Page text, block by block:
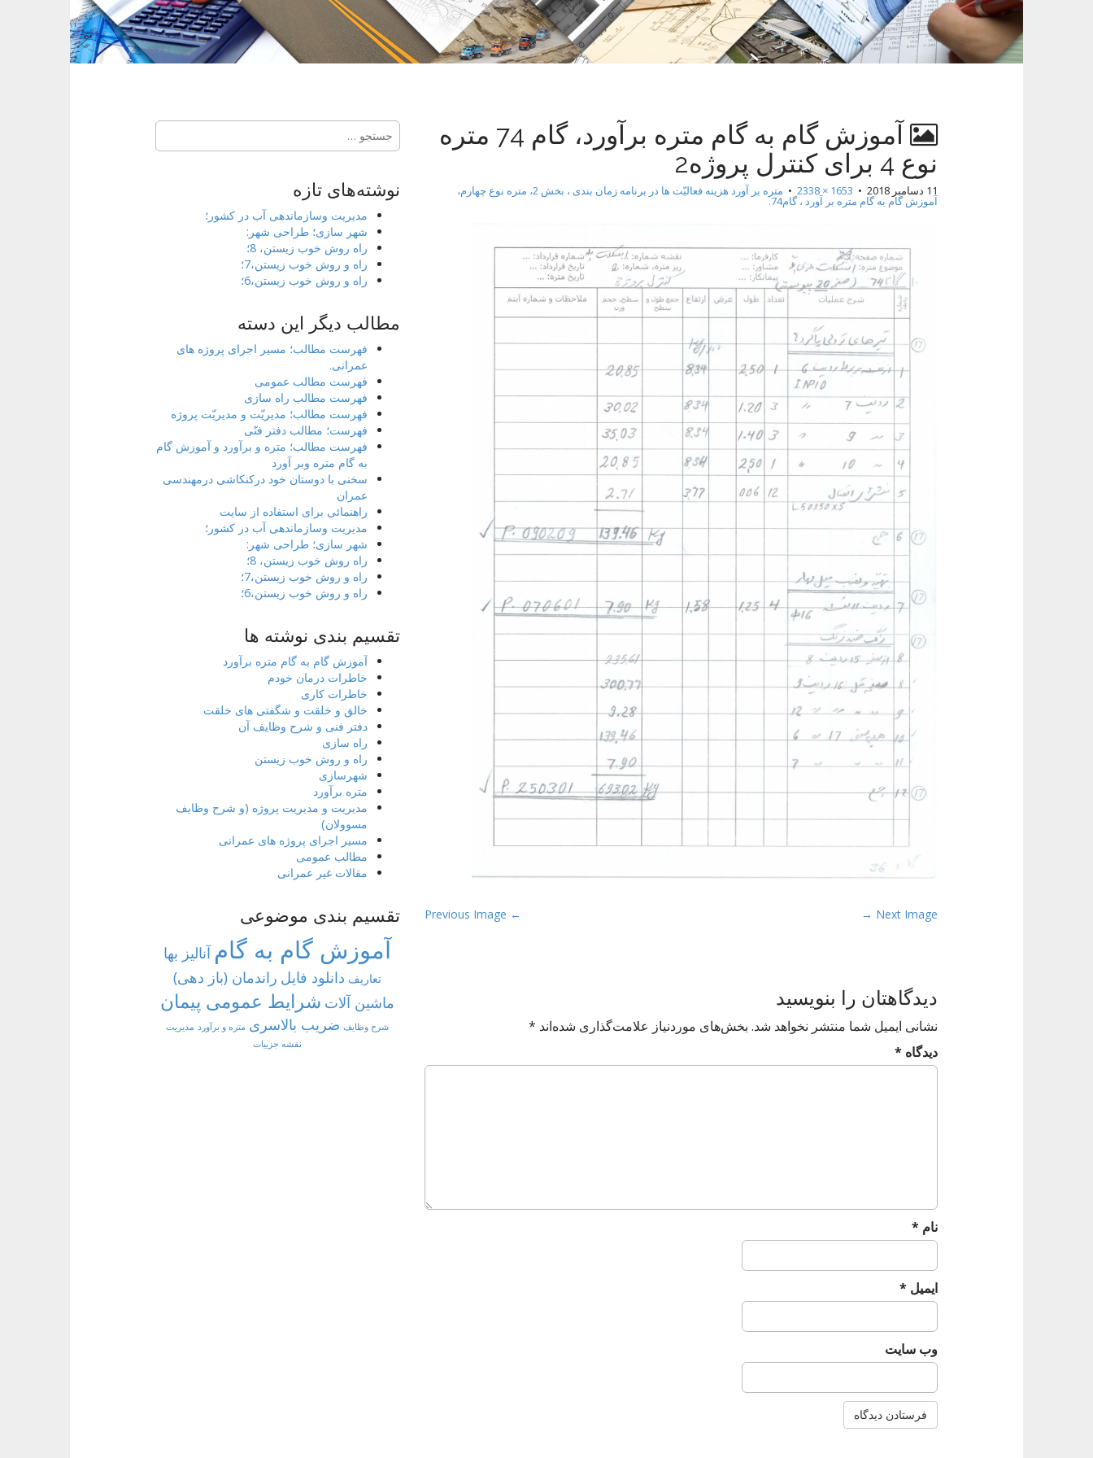
t
آموزش گام به گام متره برآورد، گام 74 متره
نوع 4 برای کنترل پروژه2
11 دسامبر 2018 •
1653 × 2338
• متره بر آورد هزینه فعالیّت ها در برنامه زمان بندی ، بخش 2، متره نوع چهارم،
آموزش گام به گام متره بر آورد ، گام74.
P
n
a
i
← Previous Image Next Image →
دیدگاهتان را بنویسید
نشانی ایمیل شما منتشر نخواهد شد. بخش‌های موردنیاز علامت‌گذاری شده‌اند *
دیدگاه *
نام *
ایمیل *
وب‌ سایت
جستجو
برای:
نوشته‌های تازه
مدیریت وسازماندهی آب در کشور؛
شهر سازی؛ طراحی شهر:
راه روش خوب زیستن، 8؛
راه و روش خوب زیستن،7؛
راه و روش خوب زیستن،6؛
مطالب دیگر این دسته
فهرست مطالب؛ مسیر اجرای پروژه های
عمرانی.
فهرست مطالب عمومی
فهرست مطالب راه سازی
فهرست مطالب؛ مدیریّت و مدیریّت پروژه
فهرست؛ مطالب دفتر فنّی
فهرست مطالب؛ متره و برآورد و آموزش گام
به گام متره وبر آورد
سخنی با دوستان خود درکنکاشی درمهندسی
عمران
راهنمائی برای استفاده از سایت
مدیریت وسازماندهی آب در کشور؛
شهر سازی؛ طراحی شهر:
راه روش خوب زیستن، 8؛
راه و روش خوب زیستن،7؛
راه و روش خوب زیستن،6؛
تقسیم بندی نوشته ها
آموزش گام به گام متره برآورد
خاطرات درمان خودم
خاطرات کاری
خالق و خلقت و شگفتی های خلقت
دفتر فنی و شرح وظایف آن
راه سازی
راه و روش خوب زیستن
شهرسازی
متره برآورد
مدیریت و مدیریت پروژه (و شرح وظایف
مسوولان)
مسیر اجرای پروژه های عمرانی
مطالب عمومی
مقالات غیر عمرانی
تقسیم بندی موضوعی
آموزش گام به گام آنالیز بها
تعاریف دانلود فایل راندمان (باز دهی)
ماشین آلات شرایط عمومی پیمان
شرح وظایف ضریب بالاسری متره و برآورد مدیریت
نقشه جزییات